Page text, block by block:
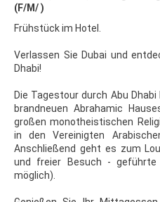
(F/M/ )
Frühstück im Hotel.
Verlassen Sie Dubai und
Dhabi!
Die Tagestour durch Abu
brandneuen Abrahamic
großen monotheistischen
in den Vereinigten
Anschließend geht es zum
und freier Besuch - geführte
möglich).